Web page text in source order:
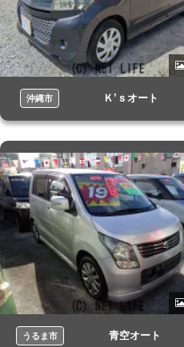
沖縄市 Ｋ’ｓオート
うるま市 青空オート